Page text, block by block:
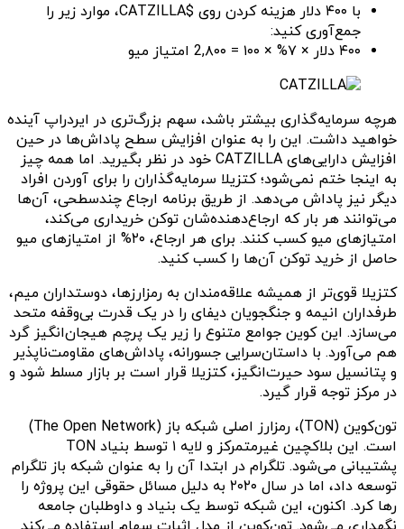
با ۴۰۰ دلار هزینه کردن روی $CATZILLA، موارد زیر را
جمع‌آوری کنید:
۴۰۰ دلار × ۷% × ۱۰۰ = 2,۸۰۰ امتیاز میو
هرچه سرمایه‌گذاری بیشتر باشد، سهم بزرگ‌تری در ایردراپ آینده
خواهید داشت. این را به عنوان افزایش سطح پاداش‌ها در حین
افزایش دارایی‌های CATZILLA خود در نظر بگیرید. اما همه چیز
به اینجا ختم نمی‌شود؛ کتزیلا سرمایه‌گذاران را برای آوردن افراد
دیگر نیز پاداش می‌دهد. از طریق برنامه ارجاع چندسطحی، آن‌ها
می‌توانند هر بار که ارجاع‌دهنده‌شان توکن خریداری می‌کند،
امتیازهای میو کسب کنند. برای هر ارجاع، ۲۰% از امتیازهای میو
حاصل از خرید توکن آن‌ها را کسب کنید.
کتزیلا قوی‌تر از همیشه علاقه‌مندان به رمزارزها، دوستداران میم،
طرفداران انیمه و جنگجویان دیفای را در یک قدرت بی‌وقفه متحد
می‌سازد. این کوین جوامع متنوع را زیر یک پرچم هیجان‌انگیز گرد
هم می‌آورد. با داستان‌سرایی جسورانه، پاداش‌های مقاومت‌ناپذیر
و پتانسیل سود حیرت‌انگیز، کتزیلا قرار است بر بازار مسلط شود و
در مرکز توجه قرار گیرد.
تون‌کوین (TON)، رمزارز اصلی شبکه باز (The Open Network)
است. این بلاکچین غیرمتمرکز و لایه ۱ توسط بنیاد TON
پشتیبانی می‌شود. تلگرام در ابتدا آن را به عنوان شبکه باز تلگرام
توسعه داد، اما در سال ۲۰۲۰ به دلیل مسائل حقوقی این پروژه را
رها کرد. اکنون، این شبکه توسط یک بنیاد و داوطلبان جامعه